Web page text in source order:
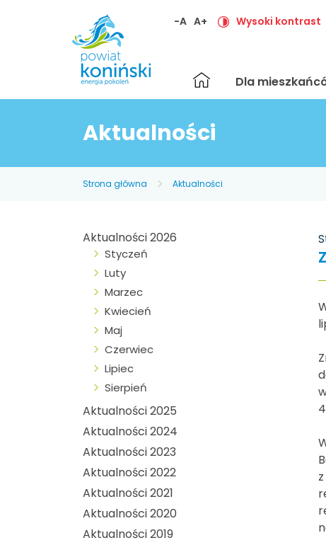
-A A+ Wysoki kontrast
Strona
główna
Dla
Aktualności
Strona główna Aktualności
Aktualności 2026
Styczeń
Luty
Marzec
Kwiecień
Maj
Czerwiec
Lipiec
Sierpień
Aktualności 2025
Aktualności 2024
Aktualności 2023
Aktualności 2022
Aktualności 2021
Aktualności 2020
Aktualności 2019